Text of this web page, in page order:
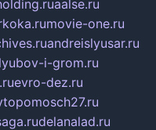
aalse.ru
movie-one.ru
andreislyusar.ru
i-grom.ru
evro-dez.ru
delanalad.ru